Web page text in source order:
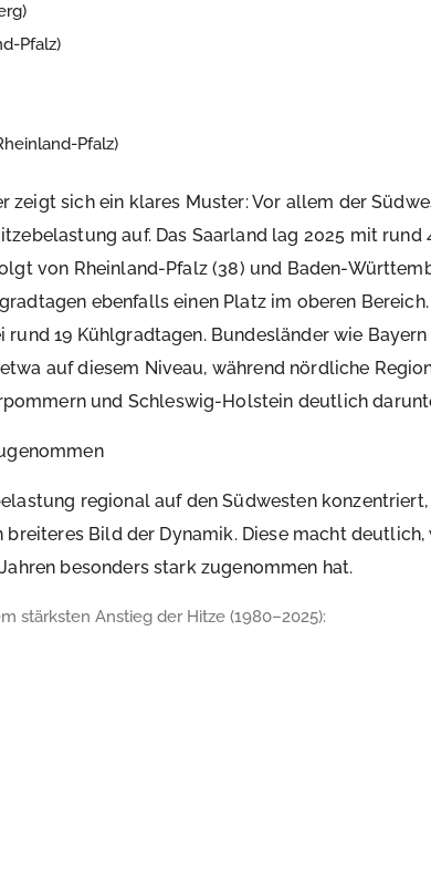
Pfalz)
Pfalz)
zeigt sich ein klares Muster: Vor allem der
auf. Das Saarland lag 2025 mit rund
von Rheinland-Pfalz (38) und Baden-
ebenfalls einen Platz im oberen Bereich.
19 Kühlgradtagen. Bundesländer wie
auf diesem Niveau, während nördliche
und Schleswig-Holstein deutlich
regional auf den Südwesten
Bild der Dynamik. Diese macht deutlich,
besonders stark zugenommen hat.
stärksten Anstieg der Hitze (1980–2025):